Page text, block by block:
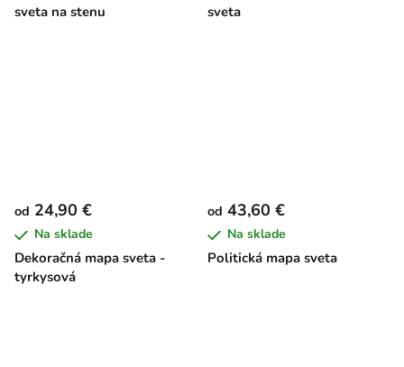
sveta na stenu
sveta
Dekoračná mapa sveta -
tyrkysová
od 24,90 €
Na sklade
Politická mapa sveta
od 43,60 €
Na sklade